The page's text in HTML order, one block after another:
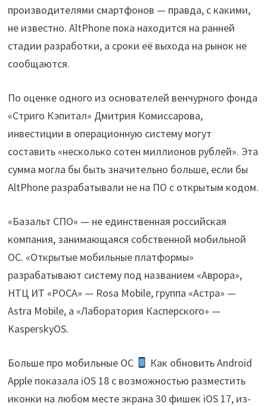
производителями смартфонов — правда, с какими,
не известно. AltPhone пока находится на ранней
стадии разработки, а сроки её выхода на рынок не
сообщаются.
По оценке одного из основателей венчурного фонда
«Стриго Кэпитал» Дмитрия Комиссарова,
инвестиции в операционную систему могут
составить «несколько сотен миллионов рублей». Эта
сумма могла бы быть значительно больше, если бы
AltPhone разрабатывали не на ПО с открытым кодом.
«Базальт СПО» — не единственная российская
компания, занимающаяся собственной мобильной
ОС. «Открытые мобильные платформы»
разрабатывают систему под названием «Аврора»,
НТЦ ИТ «РОСА» — Rosa Mobile, группа «Астра» —
Astra Mobile, а «Лаборатория Касперского» —
KasperskyOS.
Больше про мобильные ОС
Как обновить Android
Apple показала iOS 18 с возможностью разместить
иконки на любом месте экрана 30 фишек iOS 17, из-